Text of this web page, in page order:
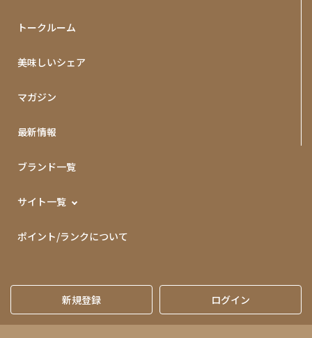
トークルーム
美味しいシェア
マガジン
最新情報
ブランド一覧
サイト一覧
ポイント/ランクについて
新規登録 ログイン